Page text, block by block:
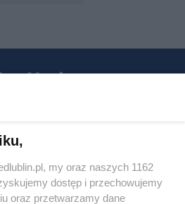
z treści
my oraz naszych 1162
dostęp i przechowujemy
oraz przetwarzamy dane